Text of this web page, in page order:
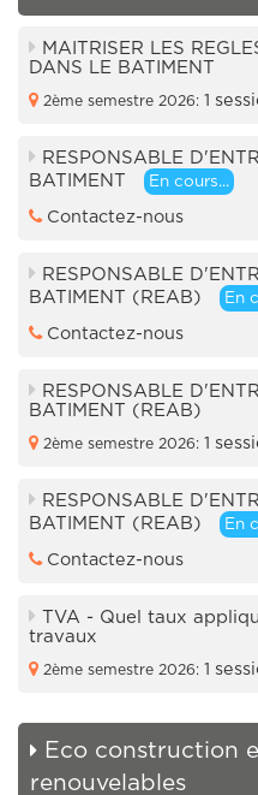
MAITRISER LES
DANS LE BATIMENT
2ème semestre 2026: 1
RESPONSABLE
BATIMENT
En cours...
Contactez-nous
RESPONSABLE
BATIMENT (REAB)
En
Contactez-nous
RESPONSABLE
BATIMENT (REAB)
2ème semestre 2026: 1
RESPONSABLE
BATIMENT (REAB)
En
Contactez-nous
TVA - Quel taux
travaux
2ème semestre 2026: 1
Eco construction
renouvelables